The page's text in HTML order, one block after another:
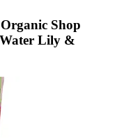
Shop
Lily &